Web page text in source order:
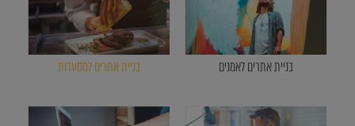
בניית אתרים לאמנים בניית אתרים למסעדות